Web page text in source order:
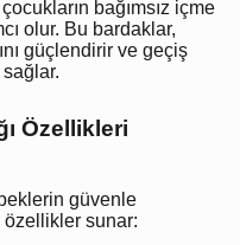
bağımsız içme
olur. Bu bardaklar,
güçlendirir ve geçiş
Özellikleri
güvenle
özellikler sunar: